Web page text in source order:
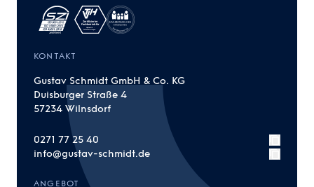
KONTAKT
Gustav Schmidt GmbH & Co. KG
Duisburger Straße 4
57234 Wilnsdorf
0271 77 25 40
info@gustav-schmidt.de
ANGEBOT